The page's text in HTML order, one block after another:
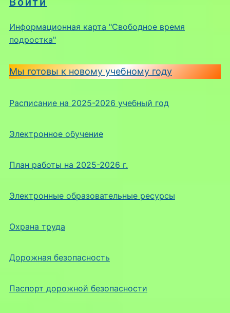
Информационная карта "Свободное время
подростка"
Мы готовы к новому учебному году
Расписание на 2025-2026 учебный год
Электронное обучение
План работы на 2025-2026 г.
Электронные образовательные ресурсы
Охрана труда
Дорожная безопасность
Паспорт дорожной безопасности